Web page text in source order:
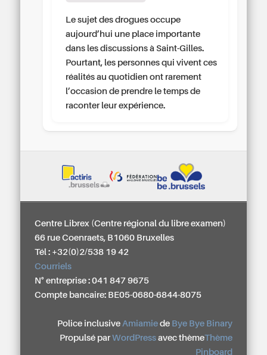
Le sujet des drogues occupe
aujourd’hui une place importante
dans les discussions à Saint-Gilles.
Pourtant, les personnes qui vivent ces
réalités au quotidien ont rarement
l’occasion de prendre le temps de
raconter leur expérience.
Centre Librex (Centre régional du libre examen)
66 rue Coenraets, B1060 Bruxelles
Tél : +32(0)2/538 19 42
Courriels
N° entreprise : 041 847 9675
Compte bancaire: BE05-0680-6844-8075
Police inclusive Amiamiede Bye Bye Binary
Propulsé par WordPressavec thèmeThème
Pinboard